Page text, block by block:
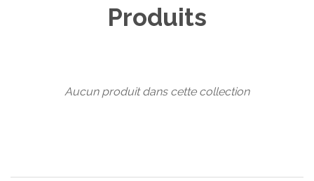
Produits
Aucun produit dans cette collection